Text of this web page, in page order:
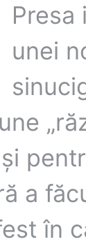
Presa
unei
a
în